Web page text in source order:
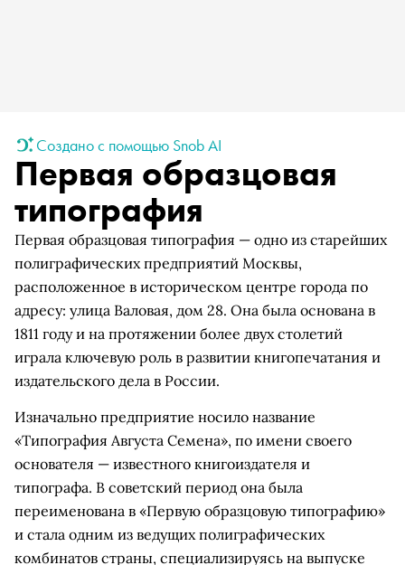
Создано с помощью Snob AI
Первая образцовая
типография
Первая образцовая типография — одно из старейших
полиграфических предприятий Москвы,
расположенное в историческом центре города по
адресу: улица Валовая, дом 28. Она была основана в
1811 году и на протяжении более двух столетий
играла ключевую роль в развитии книгопечатания и
издательского дела в России.
Изначально предприятие носило название
«Типография Августа Семена», по имени своего
основателя — известного книгоиздателя и
типографа. В советский период она была
переименована в «Первую образцовую типографию»
и стала одним из ведущих полиграфических
комбинатов страны, специализируясь на выпуске